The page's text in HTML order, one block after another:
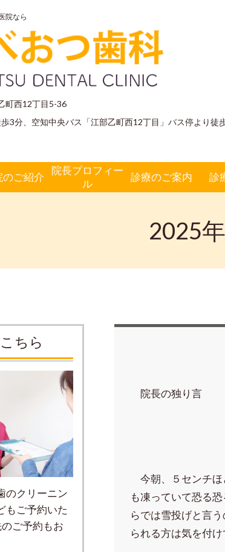
院なら
町西12丁目5-36
3分、空知中央バス「江部乙町西12丁目」バス停より徒
のご紹介
院長プロフィー
ル
診療のご案内 診
2025
院長の独り言
今朝、５センチほ
も凍っていて恐る
らでは雪投げと言
られる方は気を付け
ちら
のクリーニン
もご予約いた
ご予約もお